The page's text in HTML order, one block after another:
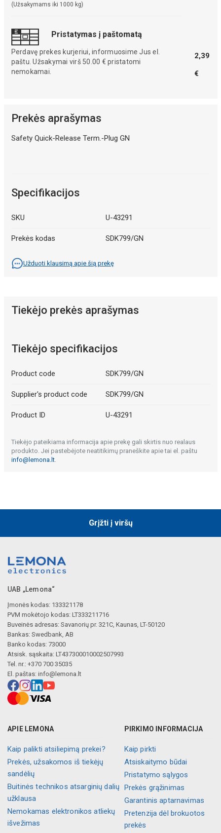
(Užsakymams iki 1000 kg)
Pristatymas į paštomatą
Perdavę prekes kurjeriui, informuosime Jus el.
paštu. Užsakymai virš 50.00 € pristatomi
nemokamai.
2,39
€
Prekės aprašymas
Safety Quick-Release Term.-Plug GN
Specifikacijos
SKU U-43291
Prekės kodas SDK799/GN
Užduoti klausimą apie šią prekę
Tiekėjo prekės aprašymas
Tiekėjo specifikacijos
Product code SDK799/GN
Supplier's product code SDK799/GN
Product ID U-43291
Tiekėjo pateikiama informacija apie prekę gali skirtis nuo realaus
produkto. Jei pastebėjote neatitikimų praneškite apie tai el. paštu
info@lemona.lt.
Grįžti į viršų
UAB „Lemona“
Įmonės kodas: 133321178
PVM mokėtojo kodas: LT333211716
Buveinės adresas: Savanorių pr. 321C, Kaunas, LT-50120
Bankas: Swedbank, AB
Banko kodas: 73000
Atsisk. sąskaita: LT437300010002507993
Tel. nr.: +370 700 35035
El. paštas: info@lemona.lt
APIE LEMONA
Kaip palikti atsiliepimą prekei?
Prekės, užsakomos iš tiekėjų
sandėlių
Buitinės technikos atsarginių dalių
užklausa
Nemokamas elektronikos atliekų
išvežimas
PIRKIMO INFORMACIJA
Kaip pirkti
Atsiskaitymo būdai
Pristatymo sąlygos
Prekės grąžinimas
Garantinis aptarnavimas
Pretenzija dėl brokuotos
prekės